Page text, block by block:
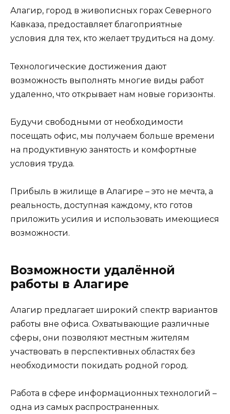
Алагир, город в живописных горах Северного
Кавказа, предоставляет благоприятные
условия для тех, кто желает трудиться на дому.
Технологические достижения дают
возможность выполнять многие виды работ
удаленно, что открывает нам новые горизонты.
Будучи свободными от необходимости
посещать офис, мы получаем больше времени
на продуктивную занятость и комфортные
условия труда.
Прибыль в жилище в Алагире – это не мечта, а
реальность, доступная каждому, кто готов
приложить усилия и использовать имеющиеся
возможности.
Возможности удалённой
работы в Алагире
Алагир предлагает широкий спектр вариантов
работы вне офиса. Охватывающие различные
сферы, они позволяют местным жителям
участвовать в перспективных областях без
необходимости покидать родной город.
Работа в сфере информационных технологий –
одна из самых распространенных.